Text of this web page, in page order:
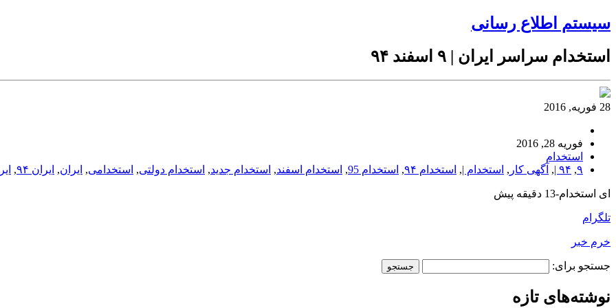
سیستم اطلاع رسانی
استخدام سراسر ایران | ۹ اسفند ۹۴
28 فوریه, 2016
فوریه 28, 2016
استخدام
۹, ۹۴ | , آگهی کار , استخدام |, استخدام ۹۴ , استخدام 95 , استخدام اسفند, استخدام جدید, استخدام دولتی, استخدامی, ایران, ایران ۹۴ ,
ای استخدام-13 دقیقه پیش
تلگرام
خرم خبر
جستجو برای:
نوشته‌های تازه